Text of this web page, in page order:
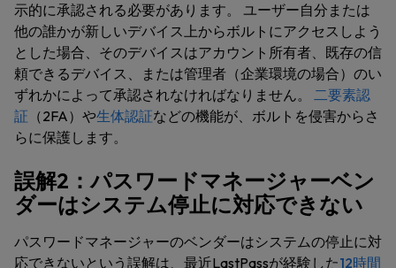
示的に承認される必要があります。 ユーザー自分または
他の誰かが新しいデバイス上からボルトにアクセスしよう
とした場合、そのデバイスはアカウント所有者、既存の信
頼できるデバイス、または管理者（企業環境の場合）のい
ずれかによって承認されなければなりません。 二要素認
証 （2FA）や生体認証などの機能が、ボルトを侵害からさ
らに保護します。
誤解2：パスワードマネージャーベン
ダーはシステム停止に対応できない
パスワードマネージャーのベンダーはシステムの停止に対
応できないという誤解は、最近LastPassが経験した12時間